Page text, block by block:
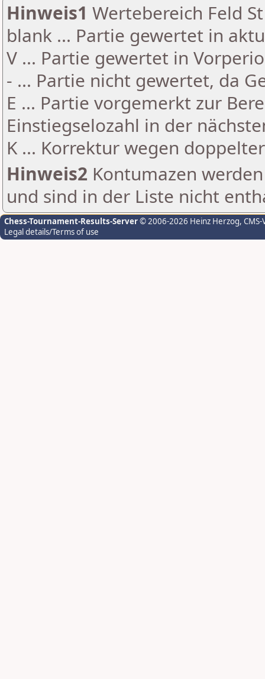
Hinweis1 Wertebereich Feld
blank ... Partie gewertet in
V ... Partie gewertet in
- ... Partie nicht gewertet, da
E ... Partie vorgemerkt zur
Einstiegselozahl in der
K ... Korrektur wegen
Hinweis2 Kontumazen
und sind in der Liste nicht
Chess-Tournament-Results-Server© 2006-2026 Heinz Herzog,
Legal details/Terms of use